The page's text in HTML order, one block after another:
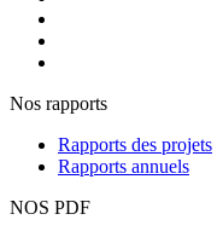
Nos rapports
Rapports des projets
Rapports annuels
NOS PDF